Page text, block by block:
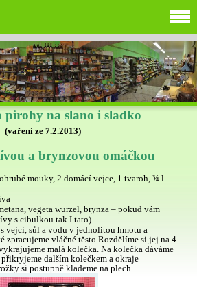
pirohy na slano i sladko
(vaření ze 7.2.2013)
a brynzovou omáčkou
mouky, 2 domácí vejce, 1 tvaroh, ¾ l
vegeta wurzel, brynza – pokud vám
s cibulkou tak I tato)
vejci, sůl a vodu v jednolitou hmotu a
zpracujeme vláčné těsto.Rozdělíme si jej na 4
malá kolečka. Na kolečka dáváme
dalším kolečkem a okraje
si postupně klademe na plech.